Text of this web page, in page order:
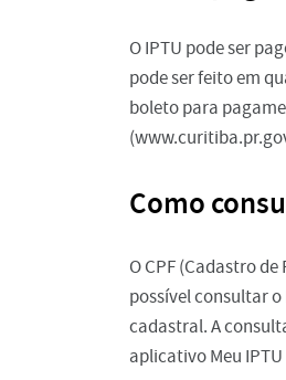
O IPTU pode ser
pode ser feito em
boleto para
Como
O CPF (Cadastro
possível consultar
cadastral. A
aplicativo Meu